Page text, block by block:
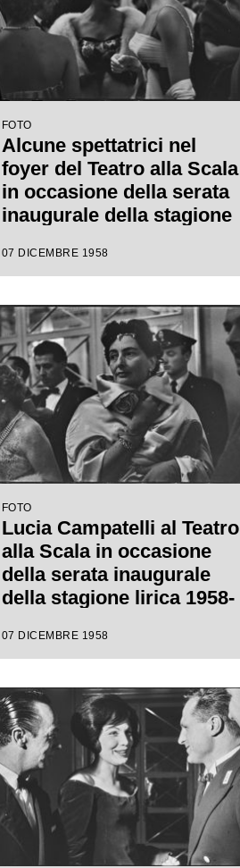
FOTO
Alcune spettatrici nel
foyer del Teatro alla Scala
in occasione della serata
inaugurale della stagione
l'opera "Turandot", di
da Antonino Votto con la
regia di Margherita
Wallmann
07 DICEMBRE 1958
FOTO
Lucia Campatelli al Teatro
alla Scala in occasione
della serata inaugurale
della stagione lirica 1958-
"Turandot", di Giacomo
Antonino Votto con la
regia di Margherita
Wallmann
07 DICEMBRE 1958